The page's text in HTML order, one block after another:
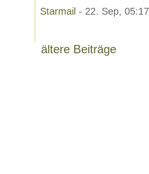
Starmail - 22. Sep, 05:17
ältere Beiträge